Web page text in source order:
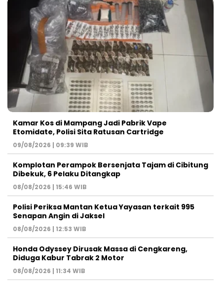
Kamar Kos di Mampang Jadi Pabrik Vape
Etomidate, Polisi Sita Ratusan Cartridge
09/08/2026 | 09:39 WIB
Komplotan Perampok Bersenjata Tajam di Cibitung
Dibekuk, 6 Pelaku Ditangkap
08/08/2026 | 15:46 WIB
Polisi Periksa Mantan Ketua Yayasan terkait 995
Senapan Angin di Jaksel
08/08/2026 | 12:53 WIB
Honda Odyssey Dirusak Massa di Cengkareng,
Diduga Kabur Tabrak 2 Motor
08/08/2026 | 11:34 WIB